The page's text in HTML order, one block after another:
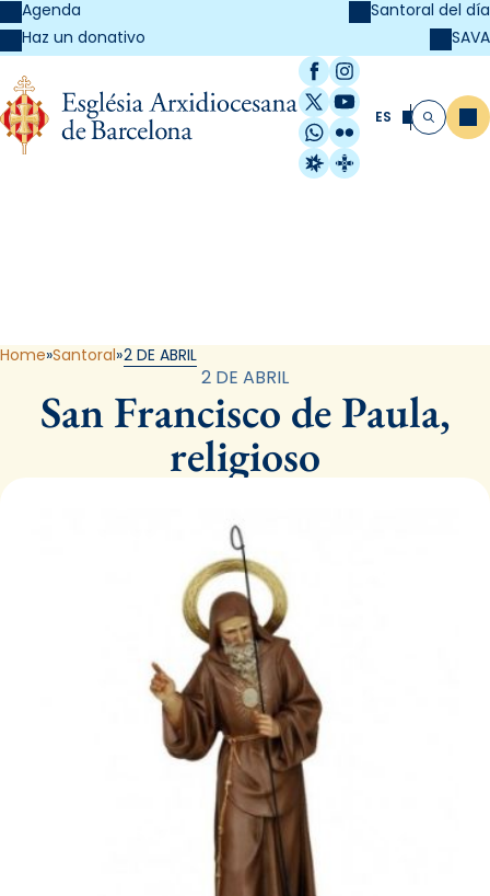
Agenda
Haz un donativo
Santoral del día
SAVA
Facebook
Instagram
X / Twitter
YouTube
WhatsApp
Flickr
Radio Estel
Catalunya
ES Buscar
Home Santoral 2 DE ABRIL
2 DE ABRIL
San Francisco de Paula,
religioso